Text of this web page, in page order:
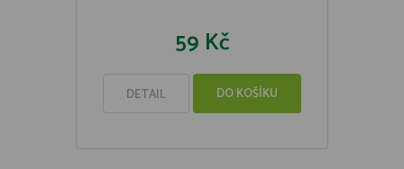
59 Kč
DETAIL DO KOŠÍKU